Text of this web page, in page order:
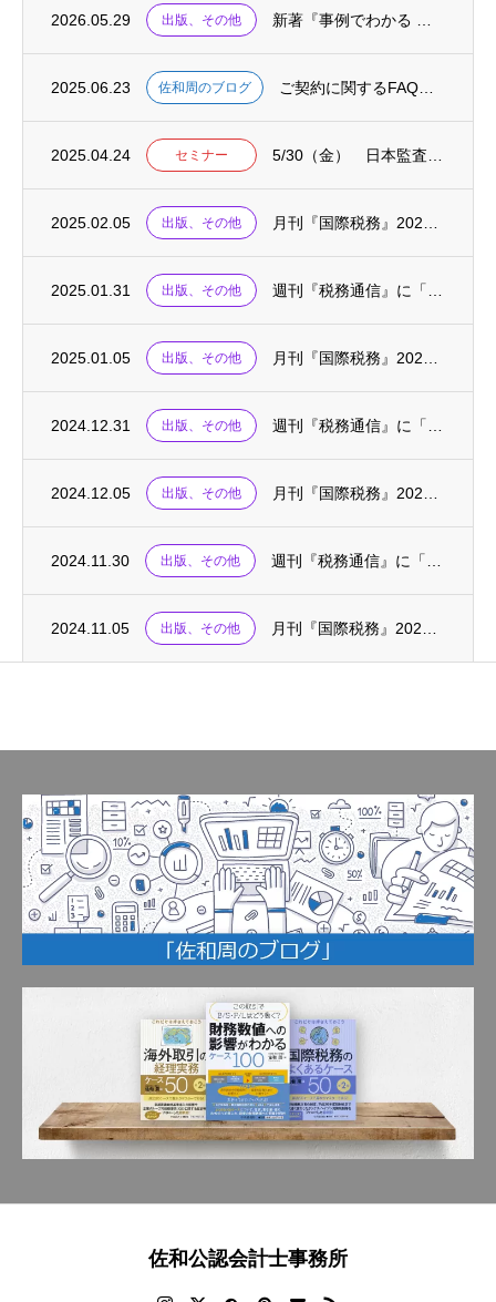
2026.05.29 出版、その他
2025.06.23 佐和周のブログ
2025.04.24 セミナー
2025.02.05 出版、その他
2025.01.31 出版、その他
2025.01.05 出版、その他
2024.12.31 出版、その他
2024.12.05 出版、その他
2024.11.30 出版、その他
2024.11.05 出版、その他
佐和公認会計士事務所